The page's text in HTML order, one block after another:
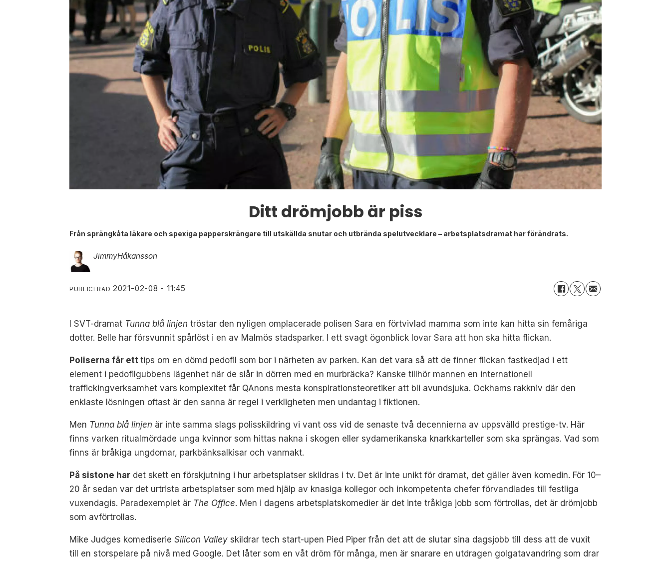
Ditt drömjobb är piss
Från sprängkåta läkare och spexiga papperskrängare till utskällda snutar och utbrända spelutvecklare – arbetsplatsdramat har förändrats.
JimmyHåkansson
PUBLICERAD 2021-02-08 - 11:45
I SVT-dramat Tunna blå linjen tröstar den nyligen omplacerade polisen Sara en förtvivlad mamma som inte kan hitta sin femåriga
dotter. Belle har försvunnit spårlöst i en av Malmös stadsparker. I ett svagt ögonblick lovar Sara att hon ska hitta flickan.
Poliserna får etttips om en dömd pedofil som bor i närheten av parken. Kan det vara så att de finner flickan fastkedjad i ett
element i pedofilgubbens lägenhet när de slår in dörren med en murbräcka? Kanske tillhör mannen en internationell
traffickingverksamhet vars komplexitet får QAnons mesta konspirationsteoretiker att bli avundsjuka. Ockhams rakkniv där den
enklaste lösningen oftast är den sanna är regel i verkligheten men undantag i fiktionen.
Men Tunna blå linjen är inte samma slags polisskildring vi vant oss vid de senaste två decennierna av uppsvälld prestige-tv. Här
finns varken ritualmördade unga kvinnor som hittas nakna i skogen eller sydamerikanska knarkkarteller som ska sprängas. Vad som
finns är bråkiga ungdomar, parkbänksalkisar och vanmakt.
På sistone har det skett en förskjutning i hur arbetsplatser skildras i tv. Det är inte unikt för dramat, det gäller även komedin. För 10–
20 år sedan var det urtrista arbetsplatser som med hjälp av knasiga kollegor och inkompetenta chefer förvandlades till festliga
vuxendagis. Paradexemplet är The Office. Men i dagens arbetsplatskomedier är det inte tråkiga jobb som förtrollas, det är drömjobb
som avförtrollas.
Mike Judges komediserie Silicon Valley skildrar tech start-upen Pied Piper från det att de slutar sina dagsjobb till dess att de vuxit
till en storspelare på nivå med Google. Det låter som en våt dröm för många, men är snarare en utdragen golgatavandring som drar